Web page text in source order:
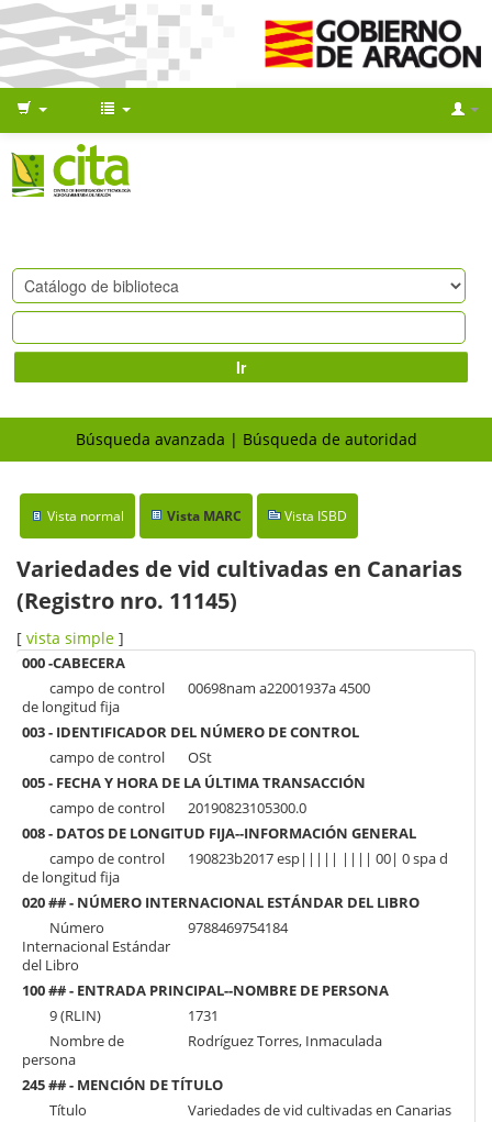
Ir
Búsqueda avanzada Búsqueda de autoridad
Vista normal Vista MARC Vista ISBD
Variedades de vid cultivadas en Canarias
(Registro nro. 11145)
[ vista simple ]
000 -CABECERA
campo de control
de longitud fija
00698nam a22001937a 4500
003 - IDENTIFICADOR DEL NÚMERO DE CONTROL
campo de control
OSt
005 - FECHA Y HORA DE LA ÚLTIMA TRANSACCIÓN
campo de control
20190823105300.0
008 - DATOS DE LONGITUD FIJA--INFORMACIÓN GENERAL
campo de control
de longitud fija
190823b2017 esp||||| |||| 00| 0 spa d
020 ## - NÚMERO INTERNACIONAL ESTÁNDAR DEL LIBRO
Número
Internacional Estándar
del Libro
9788469754184
100 ## - ENTRADA PRINCIPAL--NOMBRE DE PERSONA
9 (RLIN)
1731
Nombre de
persona
Rodríguez Torres, Inmaculada
245 ## - MENCIÓN DE TÍTULO
Título
Variedades de vid cultivadas en Canarias